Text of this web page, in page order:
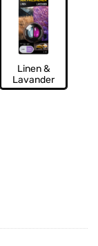
Linen &
Lavander